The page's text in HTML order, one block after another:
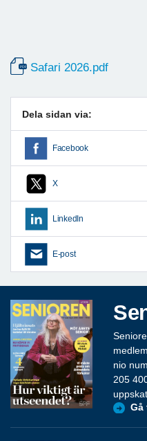
Safari 2026.pdf
Dela sidan via:
Facebook
X
LinkedIn
E-post
nio
205
Gå